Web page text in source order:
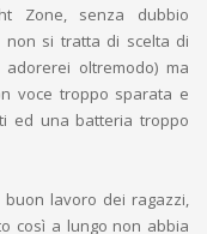
Zone, senza dubbio
non si tratta di scelta di
oltremodo) ma
voce troppo sparata e
ed una batteria troppo
lavoro dei ragazzi,
così a lungo non abbia